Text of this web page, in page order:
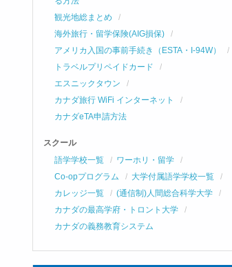
観光地総まとめ
海外旅行・留学保険(AIG損保)
アメリカ入国の事前手続き（ESTA・I-94W）
トラベルプリペイドカード
エスニックタウン
カナダ旅行 WiFi インターネット
カナダeTA申請方法
スクール
語学学校一覧
ワーホリ・留学
Co-opプログラム
大学付属語学学校一覧
カレッジ一覧
(通信制)人間総合科学大学
カナダの最高学府・トロント大学
カナダの義務教育システム